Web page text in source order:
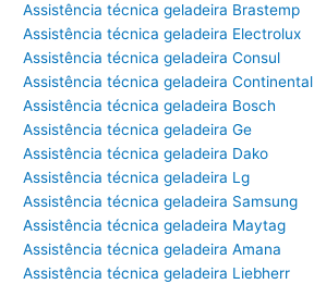
Assistência técnica geladeira Brastemp
Assistência técnica geladeira Electrolux
Assistência técnica geladeira Consul
Assistência técnica geladeira Continental
Assistência técnica geladeira Bosch
Assistência técnica geladeira Ge
Assistência técnica geladeira Dako
Assistência técnica geladeira Lg
Assistência técnica geladeira Samsung
Assistência técnica geladeira Maytag
Assistência técnica geladeira Amana
Assistência técnica geladeira Liebherr